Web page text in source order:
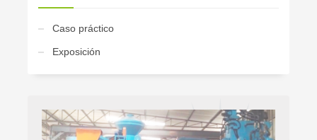
Caso práctico
Exposición